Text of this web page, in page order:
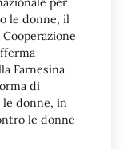
le donne, il
Farnesina
di
donne, in
le donne